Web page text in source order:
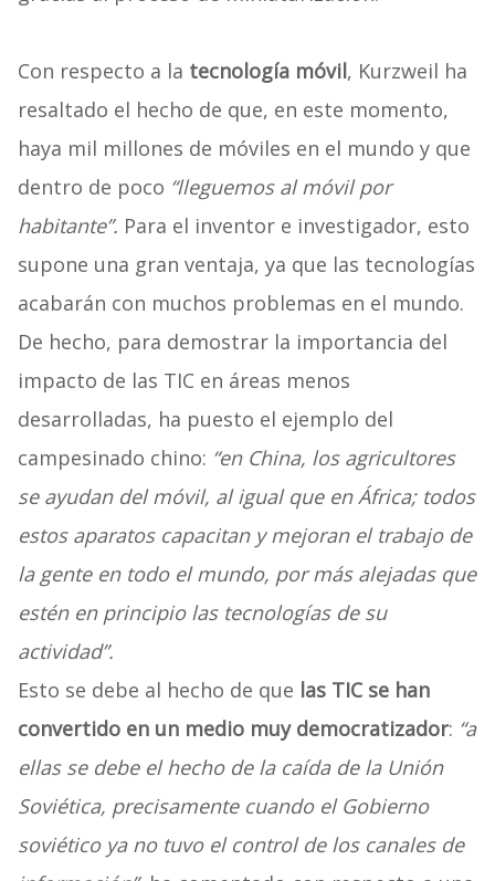
Con respecto a la tecnología móvil, Kurzweil ha
resaltado el hecho de que, en este momento,
haya mil millones de móviles en el mundo y que
dentro de poco “lleguemos al móvil por
habitante”. Para el inventor e investigador, esto
supone una gran ventaja, ya que las tecnologías
acabarán con muchos problemas en el mundo.
De hecho, para demostrar la importancia del
impacto de las TIC en áreas menos
desarrolladas, ha puesto el ejemplo del
campesinado chino: “en China, los agricultores
se ayudan del móvil, al igual que en África; todos
estos aparatos capacitan y mejoran el trabajo de
la gente en todo el mundo, por más alejadas que
estén en principio las tecnologías de su
actividad”.
Esto se debe al hecho de que las TIC se han
convertido en un medio muy democratizador: “a
ellas se debe el hecho de la caída de la Unión
Soviética, precisamente cuando el Gobierno
soviético ya no tuvo el control de los canales de